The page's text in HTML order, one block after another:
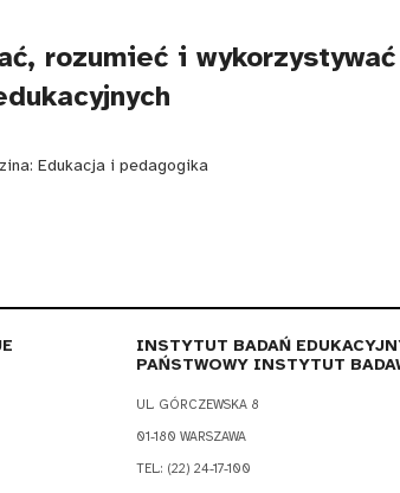
rozumieć i
Edukacja i pedagogika
INSTYTUT BADAŃ
PAŃSTWOWY INSTYTUT
UL. GÓRCZEWSKA 8
01-180 WARSZAWA
TEL.: (22) 24-17-100